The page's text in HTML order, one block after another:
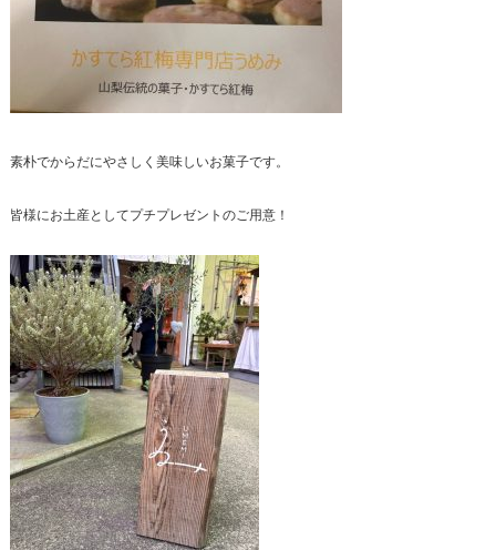
素朴でからだにやさしく美味しいお菓子です。
皆様にお土産としてプチプレゼントのご用意！